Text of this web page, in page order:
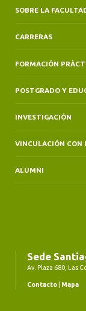
SOBRE LA
CARRERAS
FORMACIÓN
POSTGRADO Y
INVESTIGACIÓN
VINCULACIÓN CON
ALUMNI
Sede
Av. Plaza 680, Las
Contacto Mapa